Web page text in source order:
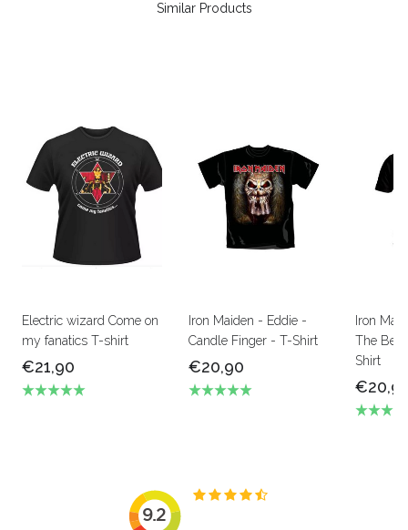
Similar Products
Electric wizard Come on
my fanatics T-shirt
€21,90
Iron Maiden - Eddie -
Candle Finger - T-Shirt
€20,90
Iron
The
Shirt